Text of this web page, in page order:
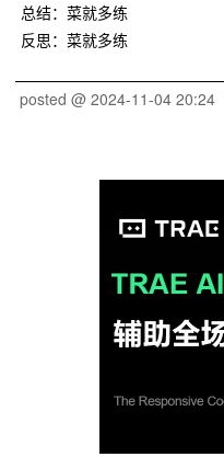
总结：菜就多练
反思：菜就多练
posted @ 2024-11-04 20:24